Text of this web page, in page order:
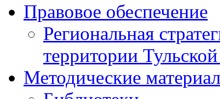
Правовое обеспечение
Региональная
территории
Методические